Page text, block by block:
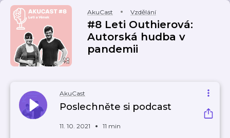
AkuCast Vzdělání
#8 Leti Outhierová:
Autorská hudba v
pandemii
AkuCast
Poslechněte si podcast
11. 10. 2021 11 min